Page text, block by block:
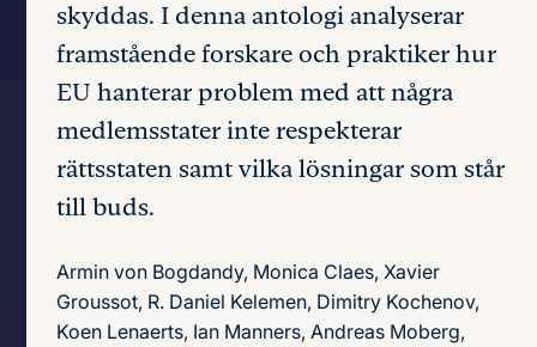
skyddas. I denna antologi analyserar
framstående forskare och praktiker hur
EU hanterar problem med att några
medlemsstater inte respekterar
rättsstaten samt vilka lösningar som står
till buds.
Armin von Bogdandy, Monica Claes, Xavier
Groussot, R. Daniel Kelemen, Dimitry Kochenov,
Koen Lenaerts, Ian Manners, Andreas Moberg,